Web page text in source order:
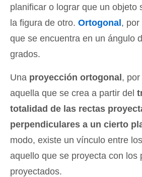
planificar o lograr que un objeto
la figura de otro. Ortogonal, por
que se encuentra en un ángulo
grados.
Una proyección ortogonal,
aquella que se crea a partir del
totalidad de las rectas
perpendiculares a un cierto
modo, existe un vínculo entre
aquello que se proyecta con los
proyectados.